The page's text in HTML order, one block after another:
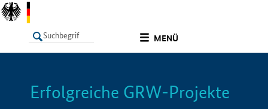
MENÜ
LISTE Info
Erfolgreiche GRW-Projekte